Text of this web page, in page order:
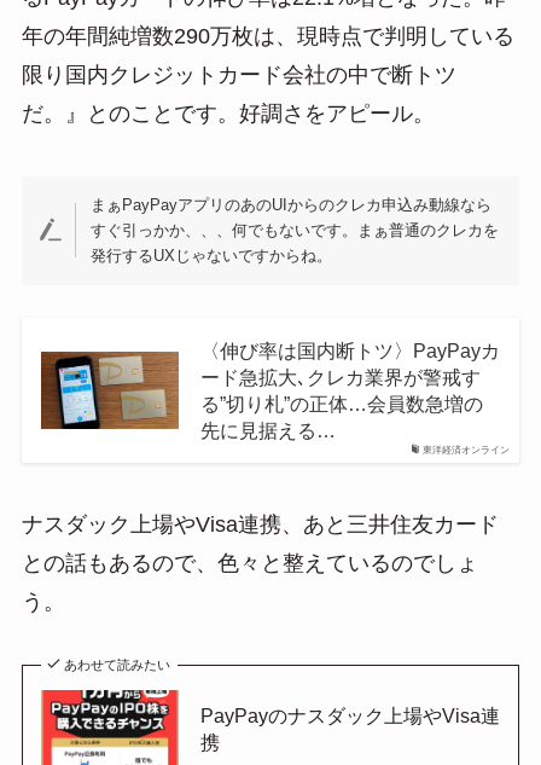
年の年間純増数290万枚は、現時点で判明している
限り国内クレジットカード会社の中で断トツ
だ。』とのことです。好調さをアピール。
まぁPayPayアプリのあのUIからのクレカ申込み動線なら
すぐ引っかか、、、何でもないです。まぁ普通のクレカを
発行するUXじゃないですからね。
東洋経済オンライン
〈伸び率は国内断トツ〉PayPayカ
ード急拡大､クレカ業界が警戒す
る”切り札”の正体…会員数急増の
先に見据える…
ナスダック上場やVisa連携、あと三井住友カード
との話もあるので、色々と整えているのでしょ
う。
あわせて読みたい
PayPayのナスダック上場やVisa連
携